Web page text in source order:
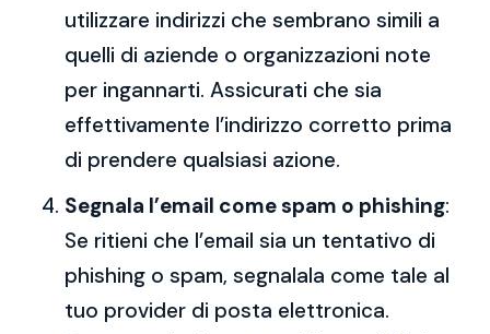
utilizzare indirizzi che sembrano simili a
quelli di aziende o organizzazioni note
per ingannarti. Assicurati che sia
effettivamente l’indirizzo corretto prima
di prendere qualsiasi azione.
Segnala l’email come spam o phishing:
Se ritieni che l’email sia un tentativo di
phishing o spam, segnalala come tale al
tuo provider di posta elettronica.